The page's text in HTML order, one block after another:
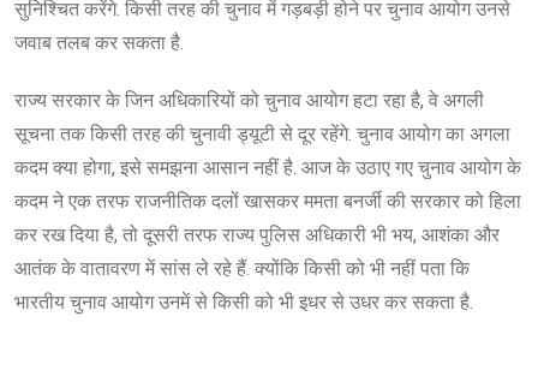
सुनिश्चित करेंगे. किसी तरह की चुनाव में गड़बड़ी होने पर चुनाव आयोग उनसे
जवाब तलब कर सकता है.
राज्य सरकार के जिन अधिकारियों को चुनाव आयोग हटा रहा है, वे अगली
सूचना तक किसी तरह की चुनावी ड्यूटी से दूर रहेंगे. चुनाव आयोग का अगला
कदम क्या होगा, इसे समझना आसान नहीं है. आज के उठाए गए चुनाव आयोग के
कदम ने एक तरफ राजनीतिक दलों खासकर ममता बनर्जी की सरकार को हिला
कर रख दिया है, तो दूसरी तरफ राज्य पुलिस अधिकारी भी भय, आशंका और
आतंक के वातावरण में सांस ले रहे हैं. क्योंकि किसी को भी नहीं पता कि
भारतीय चुनाव आयोग उनमें से किसी को भी इधर से उधर कर सकता है.